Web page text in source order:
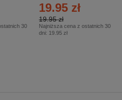
30
19.95 zł
19.95 zł
Najniższa cena z ostatnich 30
dni: 19.95 zł